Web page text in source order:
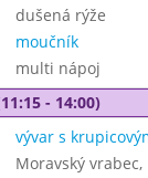
dušená rýže
moučník
multi nápoj
- 14:00)
vývar s
Moravský vrabec,